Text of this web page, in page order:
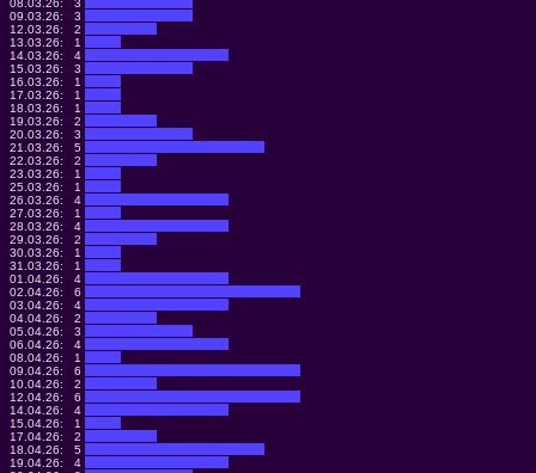
08.03.26:
3
09.03.26:
3
12.03.26:
2
13.03.26:
1
14.03.26:
4
15.03.26:
3
16.03.26:
1
17.03.26:
1
18.03.26:
1
19.03.26:
2
20.03.26:
3
21.03.26:
5
22.03.26:
2
23.03.26:
1
25.03.26:
1
26.03.26:
4
27.03.26:
1
28.03.26:
4
29.03.26:
2
30.03.26:
1
31.03.26:
1
01.04.26:
4
02.04.26:
6
03.04.26:
4
04.04.26:
2
05.04.26:
3
06.04.26:
4
08.04.26:
1
09.04.26:
6
10.04.26:
2
12.04.26:
6
14.04.26:
4
15.04.26:
1
17.04.26:
2
18.04.26:
5
19.04.26:
4